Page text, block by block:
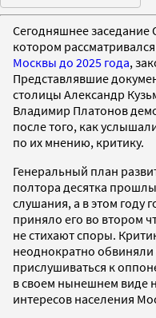
Сегодняшнее
котором рассматривался
Москвы до 2025 года,
Представлявшие
столицы Александр
Владимир Платонов
после того, как
по их мнению, критику.
Генеральный план
полтора десятка
слушания, а в этом году
приняло его во втором
не стихают споры.
неоднократно
прислушиваться к
в своем нынешнем виде
интересов населения